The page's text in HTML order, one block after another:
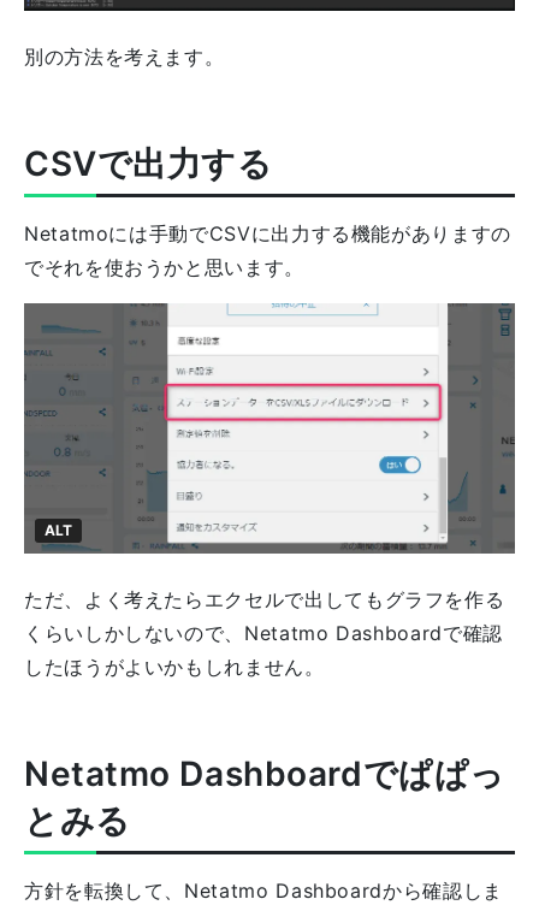
別の方法を考えます。
CSVで出力する
Netatmoには手動でCSVに出力する機能がありますの
でそれを使おうかと思います。
ALT
ただ、よく考えたらエクセルで出してもグラフを作る
くらいしかしないので、Netatmo Dashboardで確認
したほうがよいかもしれません。
Netatmo Dashboardでぱぱっ
とみる
方針を転換して、Netatmo Dashboardから確認しま